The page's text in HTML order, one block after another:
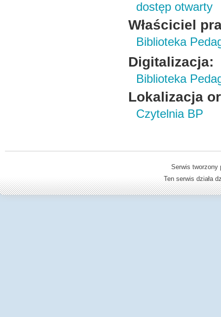
dostęp otwarty
Właściciel
Biblioteka
Digitalizacja:
Biblioteka
Lokalizacja
Czytelnia BP
Serwis
Ten serwis działa